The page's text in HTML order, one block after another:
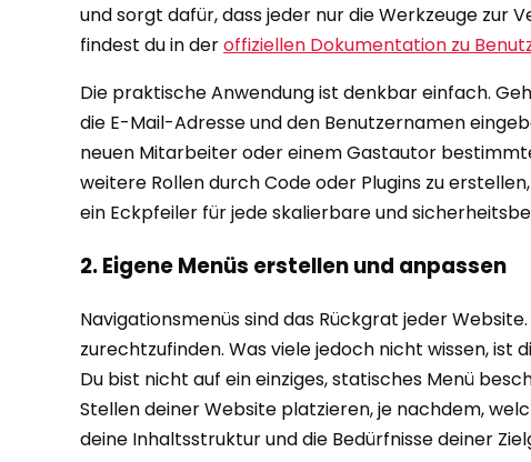
und sorgt dafür, dass jeder nur die Werkzeuge zur
findest du in deroffiziellen Dokumentation zu
Die praktische Anwendung ist denkbar einfach.
die E-Mail-Adresse und den Benutzernamen
neuen Mitarbeiter oder einem Gastautor
weitere Rollen durch Code oder Plugins zu
ein Eckpfeiler für jede skalierbare und
2. Eigene Menüs erstellen und anpassen
Navigationsmenüs sind das Rückgrat jeder
zurechtzufinden. Was viele jedoch nicht wissen,
Du bist nicht auf ein einziges, statisches Menü
Stellen deiner Website platzieren, je nachdem,
deine Inhaltsstruktur und die Bedürfnisse deiner